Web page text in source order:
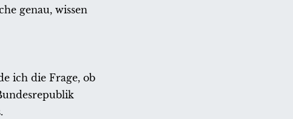
genau, wissen
ich die Frage, ob